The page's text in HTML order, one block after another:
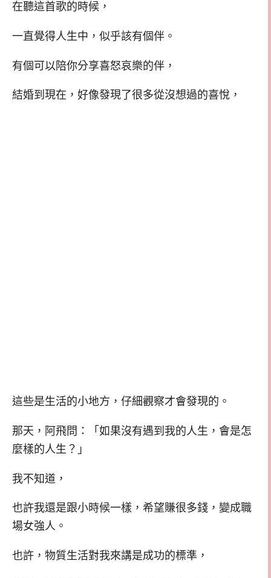
在聽這首歌的時候，
一直覺得人生中，似乎該有個伴。
有個可以陪你分享喜怒哀樂的伴，
結婚到現在，好像發現了很多從沒想過的喜悅，
這些是生活的小地方，仔細觀察才會發現的。
那天，阿飛問：「如果沒有遇到我的人生，會是怎
麼樣的人生？」
我不知道，
也許我還是跟小時候一樣，希望賺很多錢，變成職
場女強人。
也許，物質生活對我來講是成功的標準，